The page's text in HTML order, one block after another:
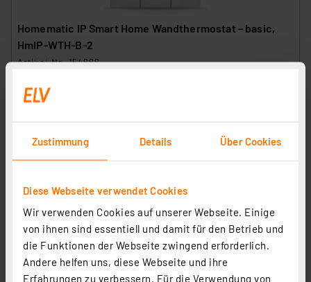
Zustimmung Details Über Cookies
Diese Webseite verwendet Cookies
Wir verwenden Cookies auf unserer Webseite. Einige
von ihnen sind essentiell und damit für den Betrieb und
die Funktionen der Webseite zwingend erforderlich.
Andere helfen uns, diese Webseite und ihre
Erfahrungen zu verbessern. Für die Verwendung von
Homematic IP Smart Home Wandthermostat – basic,
HmIP-WTH-B-2
Artikel-Nr. 154666
2
inkl. MwSt.